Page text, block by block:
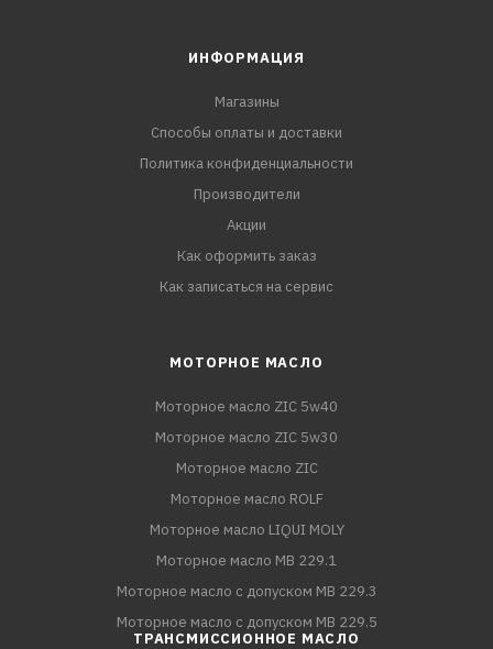
ИНФОРМАЦИЯ
Магазины
Способы оплаты и доставки
Политика конфиденциальности
Производители
Акции
Как оформить заказ
Как записаться на сервис
МОТОРНОЕ МАСЛО
Моторное масло ZIC 5w40
Моторное масло ZIC 5w30
Моторное масло ZIC
Моторное масло ROLF
Моторное масло LIQUI MOLY
Моторное масло MB 229.1
Моторное масло с допуском MB 229.3
Моторное масло с допуском MB 229.5
ТРАНСМИССИОННОЕ МАСЛО